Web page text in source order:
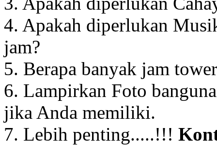
4. Apakah diperlukan
jam?
5. Berapa banyak jam
6. Lampirkan Foto
jika Anda memiliki.
7. Lebih penting.....!!!